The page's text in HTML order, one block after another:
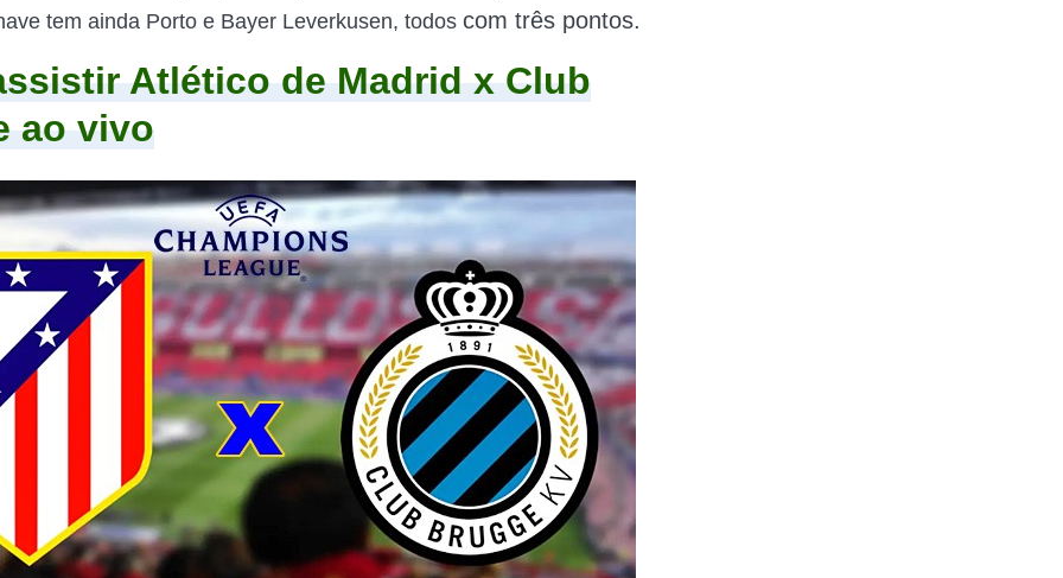
tem ainda Porto e Bayer Leverkusen, todos com três pontos.
Atlético de Madrid x Club
ao vivo